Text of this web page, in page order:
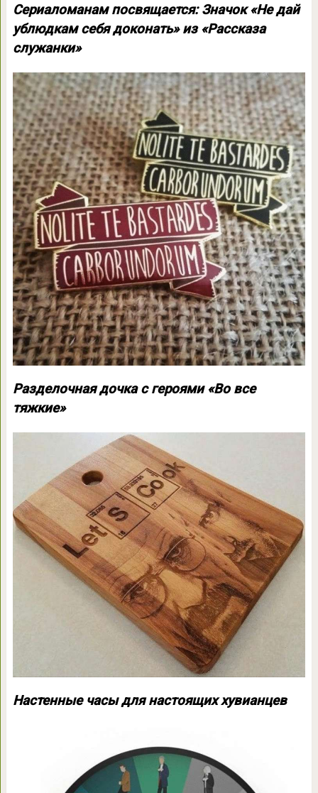
Сериаломанам посвящается: Значок «Не дай
ублюдкам себя доконать» из «Рассказа
служанки»
Разделочная дочка с героями «Во все
тяжкие»
Настенные часы для настоящих хувианцев